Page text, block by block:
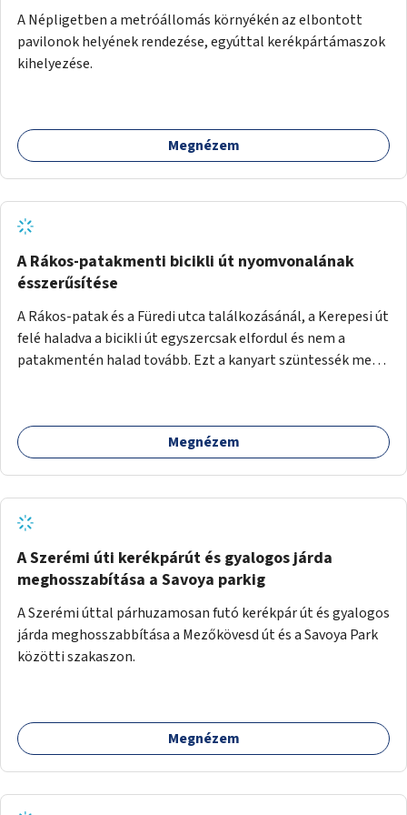
A Népligetben a metróállomás környékén az elbontott
pavilonok helyének rendezése, egyúttal kerékpártámaszok
kihelyezése.
Megnézem
A Rákos-patakmenti bicikli út nyomvonalának
ésszerűsítése
A Rákos-patak és a Füredi utca találkozásánál, a Kerepesi út
felé haladva a bicikli út egyszercsak elfordul és nem a
patakmentén halad tovább. Ezt a kanyart szüntessék meg
Megnézem
A Szerémi úti kerékpárút és gyalogos járda
meghosszabítása a Savoya parkig
A Szerémi úttal párhuzamosan futó kerékpár út és gyalogos
járda meghosszabbítása a Mezőkövesd út és a Savoya Park
közötti szakaszon.
Megnézem